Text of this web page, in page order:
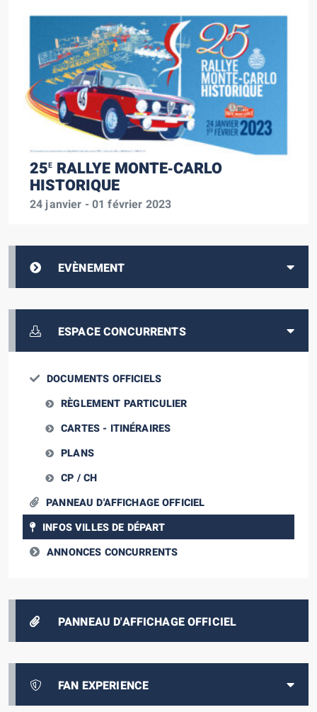
25E RALLYE MONTE‑CARLO
HISTORIQUE
24 janvier - 01 février 2023
EVÈNEMENT
ESPACE CONCURRENTS
DOCUMENTS OFFICIELS
RÈGLEMENT PARTICULIER
CARTES - ITINÉRAIRES
PLANS
CP / CH
PANNEAU D'AFFICHAGE OFFICIEL
INFOS VILLES DE DÉPART
ANNONCES CONCURRENTS
PANNEAU D'AFFICHAGE OFFICIEL
FAN EXPERIENCE